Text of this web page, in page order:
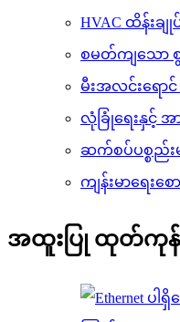
HVAC ထိန်းချု
စမတ်ကျသော
မီးအလင်းရော
လုံခြုံရေးနှင့် အ
ဆက်စပ်ပစ္စည်းမ
ကျန်းမာရေးစ
အထူးပြု ထုတ်ကုန်မ